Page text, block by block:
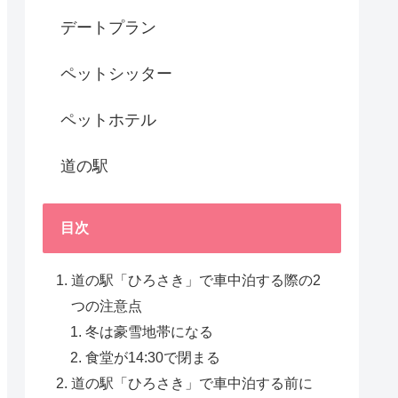
デートプラン
ペットシッター
ペットホテル
道の駅
目次
道の駅「ひろさき」で車中泊する際の2
つの注意点
冬は豪雪地帯になる
食堂が14:30で閉まる
道の駅「ひろさき」で車中泊する前に